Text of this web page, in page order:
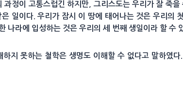
정이 고통스럽긴 하지만, 그리스도는 우리가 잘 죽
일이다. 우리가 잠시 이 땅에 태어나는 것은 우리의
나라에 입성하는 것은 우리의 세 번째 생일이라 할 수
지 못하는 철학은 생명도 이해할 수 없다고 말하였